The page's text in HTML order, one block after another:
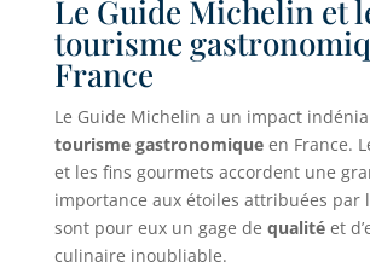
Le Guide Michelin et
tourisme
France
Le Guide Michelin a un impact
tourisme gastronomiqueen France.
et les fins gourmets accordent une
importance aux étoiles attribuées par
sont pour eux un gage de qualitéet
culinaire inoubliable.